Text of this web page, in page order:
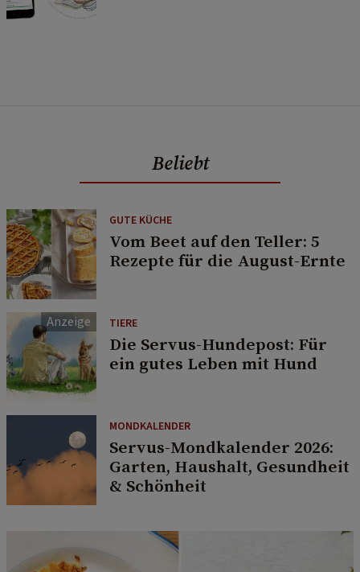
Beliebt
GUTE KÜCHE
Vom Beet auf den Teller: 5
Rezepte für die August-Ernte
TIERE
Die Servus-Hundepost: Für
ein gutes Leben mit Hund
MONDKALENDER
Servus-Mondkalender 2026:
Garten, Haushalt, Gesundheit
& Schönheit